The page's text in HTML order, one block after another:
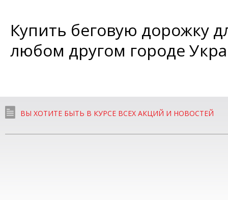
Купить беговую дорожку
любом другом городе
ВЫ ХОТИТЕ БЫТЬ В КУРСЕ ВСЕХ АКЦИЙ И НОВОСТЕЙ